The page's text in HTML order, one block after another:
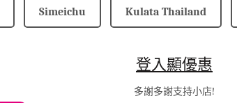
Simeichu Kulata Thailand
登入顯優惠
多謝多謝支持小店!